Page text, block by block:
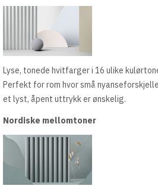
Lyse, tonede hvitfarger i 16 ulike
Perfekt for rom hvor små
et lyst, åpent uttrykk er ønskelig.
Nordiske mellomtoner